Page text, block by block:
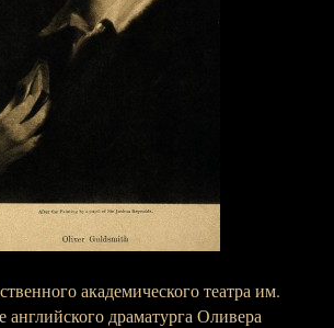
академического театра им.
английского драматурга Оливера